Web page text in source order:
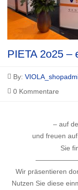
PIETA 2o25 –
By:
0 Kommentare
– auf
und freuen
Sie
Wir präsentieren
Nutzen Sie diese